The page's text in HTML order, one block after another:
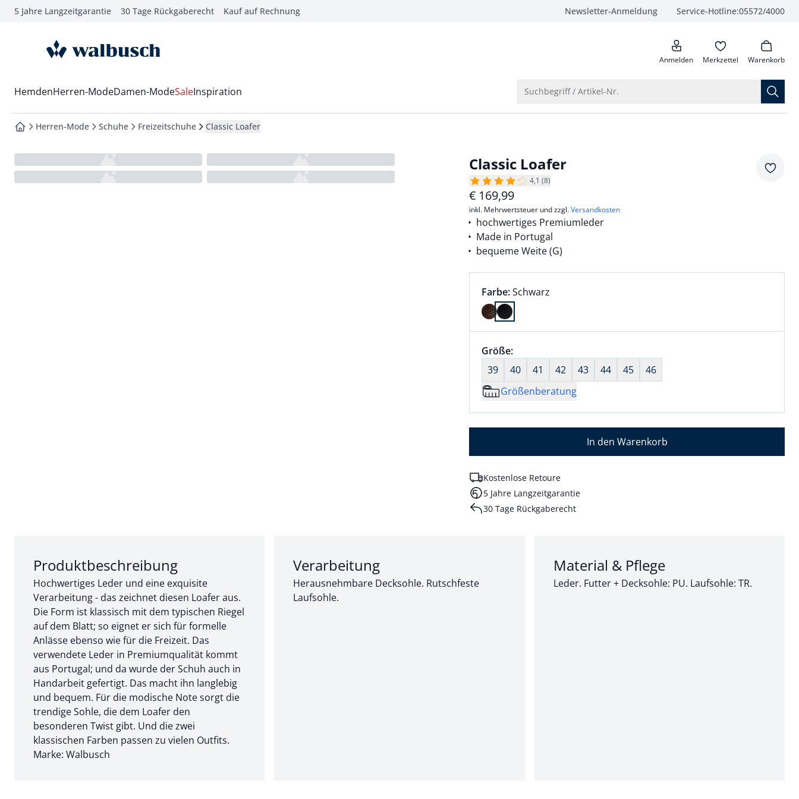
springen
springen
springen
5 Jahre Langzeitgarantie 30 Tage Rückgaberecht Kauf auf Rechnung Newsletter-Anmeldung Service-Hotline:05572/4000
anrufen
zur Startseite Anmelden Merkzettel Warenkorb
Wechsel in das Menü mit Pfeil-Runter Taste
HemdenHerren-ModeDamen-ModeSaleInspiration Suchbegriff / Artikel-Nr.
zur Startseite
Herren-Mode Schuhe Freizeitschuhe Classic Loafer
Classic Loafer
4,1 (8)
€ 169,99
inkl. Mehrwertsteuer und zzgl.Versandkosten
hochwertiges Premiumleder
Made in Portugal
bequeme Weite (G)
Farbauswahl:
Farbe:aktuell ausgewählt:
Schwarz
Farbe Schwarz ausgewählt
Größenauswahl:
Größe:nichts ausgewählt
39
40 41 42 43 44 45
46
Größenberatung
In den Warenkorb
Kostenlose Retoure
5 Jahre Langzeitgarantie
30 Tage Rückgaberecht
Abschnitt 1 von 3:
Produktbeschreibung
Hochwertiges Leder und eine exquisite
Verarbeitung - das zeichnet diesen Loafer aus.
Die Form ist klassisch mit dem typischen Riegel
auf dem Blatt; so eignet er sich für formelle
Anlässe ebenso wie für die Freizeit. Das
verwendete Leder in Premiumqualität kommt
aus Portugal; und da wurde der Schuh auch in
Handarbeit gefertigt. Das macht ihn langlebig
und bequem. Für die modische Note sorgt die
trendige Sohle, die dem Loafer den
besonderen Twist gibt. Und die zwei
klassischen Farben passen zu vielen Outfits.
Marke: Walbusch
Abschnitt 2 von 3:
Verarbeitung
Herausnehmbare Decksohle. Rutschfeste
Laufsohle.
Abschnitt 3 von 3:
Material & Pflege
Leder. Futter + Decksohle: PU. Laufsohle: TR.